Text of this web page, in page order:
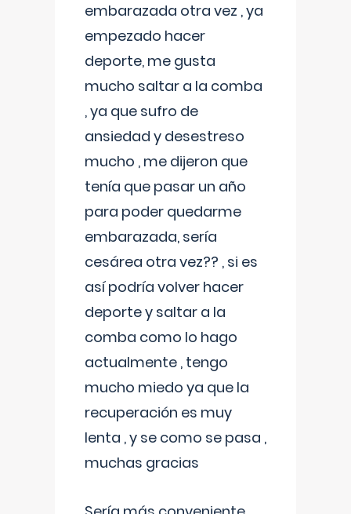
embarazada otra vez , ya
empezado hacer
deporte, me gusta
mucho saltar a la comba
, ya que sufro de
ansiedad y desestreso
mucho , me dijeron que
tenía que pasar un año
para poder quedarme
embarazada, sería
cesárea otra vez?? , si es
así podría volver hacer
deporte y saltar a la
comba como lo hago
actualmente , tengo
mucho miedo ya que la
recuperación es muy
lenta , y se como se pasa ,
muchas gracias